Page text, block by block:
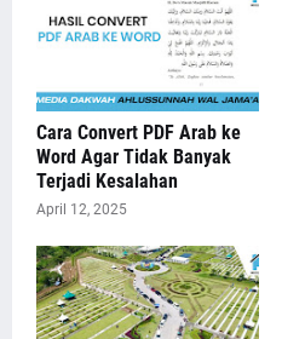
Cara Convert PDF Arab ke
Word Agar Tidak Banyak
Terjadi Kesalahan
April 12, 2025